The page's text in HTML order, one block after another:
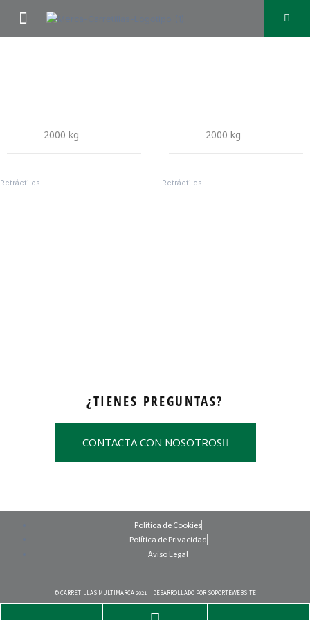
contenido
Menu
2000 kg
Retráctiles
2000 kg
Retráctiles
¿TIENES PREGUNTAS?
CONTACTA CON NOSOTROS
Política de Cookies
Política de Privacidad
Aviso Legal
© CARRETILLAS MULTIMARCA 2021 I DESARROLLADO POR SOPORTEWEBSITE